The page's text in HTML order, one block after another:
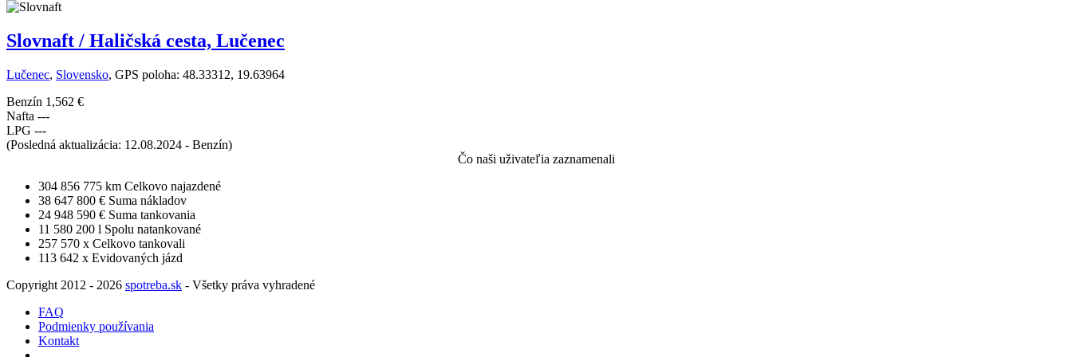
Slovnaft / Haličská cesta, Lučenec
Lučenec, Slovensko, GPS poloha: 48.33312, 19.63964
Benzín 1,562 €
Nafta ---
LPG ---
(Posledná aktualizácia: 12.08.2024 - Benzín)
Čo naši uživateľia zaznamenali
304 856 775 km Celkovo najazdené
38 647 800 € Suma nákladov
24 948 590 € Suma tankovania
11 580 200 l Spolu natankované
257 570 x Celkovo tankovali
113 642 x Evidovaných jázd
Copyright 2012 - 2026 spotreba.sk - Všetky práva vyhradené
FAQ
Podmienky používania
Kontakt